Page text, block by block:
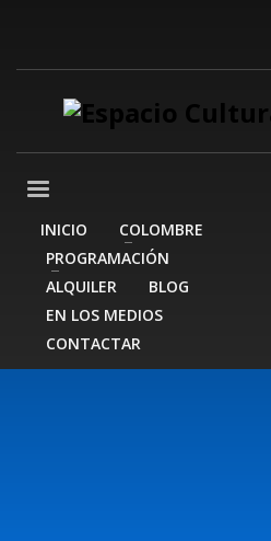
INICIO
COLOMBRE
PROGRAMACIÓN
ALQUILER
BLOG
EN LOS MEDIOS
CONTACTAR